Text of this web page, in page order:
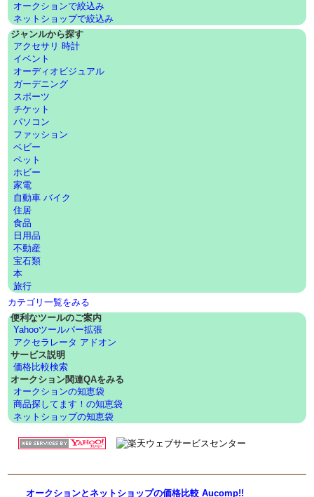
オークションで絞込み
ネットショップで絞込み
ジャンルから探す
アクセサリ 時計
イベント
オーディオビジュアル
ガーデニング
スポーツ
チケット
パソコン
ファッション
ベビー
ペット
ホビー
家電
自動車 バイク
住居
食品
日用品
不動産
宝石類
本
旅行
カテゴリ一覧をみる
便利なツールのご案内
Yahooツールバー拡張
アクセラレータ アドオン
サービス説明
価格比較検索
オークション関連QAをみる
オークションの知恵袋
商品探してます！の知恵袋
ネットショップの知恵袋
オークションとネットショップの価格比較 Aucomp!!